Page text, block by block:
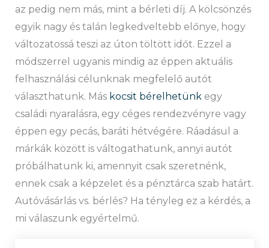
az pedig nem más, mint a bérleti díj. A kölcsönzés
egyik nagy és talán legkedveltebb előnye, hogy
változatossá teszi az úton töltött időt. Ezzel a
módszerrel ugyanis mindig az éppen aktuális
felhasználási célunknak megfelelő autót
választhatunk. Más kocsit bérelhetünk egy
családi nyaralásra, egy céges rendezvényre vagy
éppen egy pecás, baráti hétvégére. Ráadásul a
márkák között is váltogathatunk, annyi autót
próbálhatunk ki, amennyit csak szeretnénk,
ennek csak a képzelet és a pénztárca szab határt.
Autóvásárlás vs. bérlés? Ha tényleg ez a kérdés, a
mi válaszunk egyértelmű.